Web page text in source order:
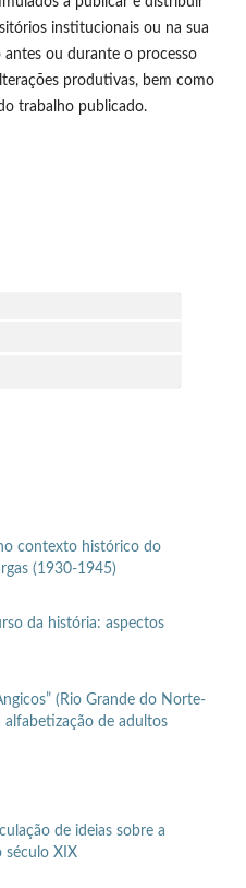
institucionais ou na sua
antes ou durante o processo
produtivas, bem como
trabalho publicado.
contexto histórico do
(1930-1945)
da história: aspectos
(Rio Grande do Norte-
alfabetização de adultos
de ideias sobre a
século XIX